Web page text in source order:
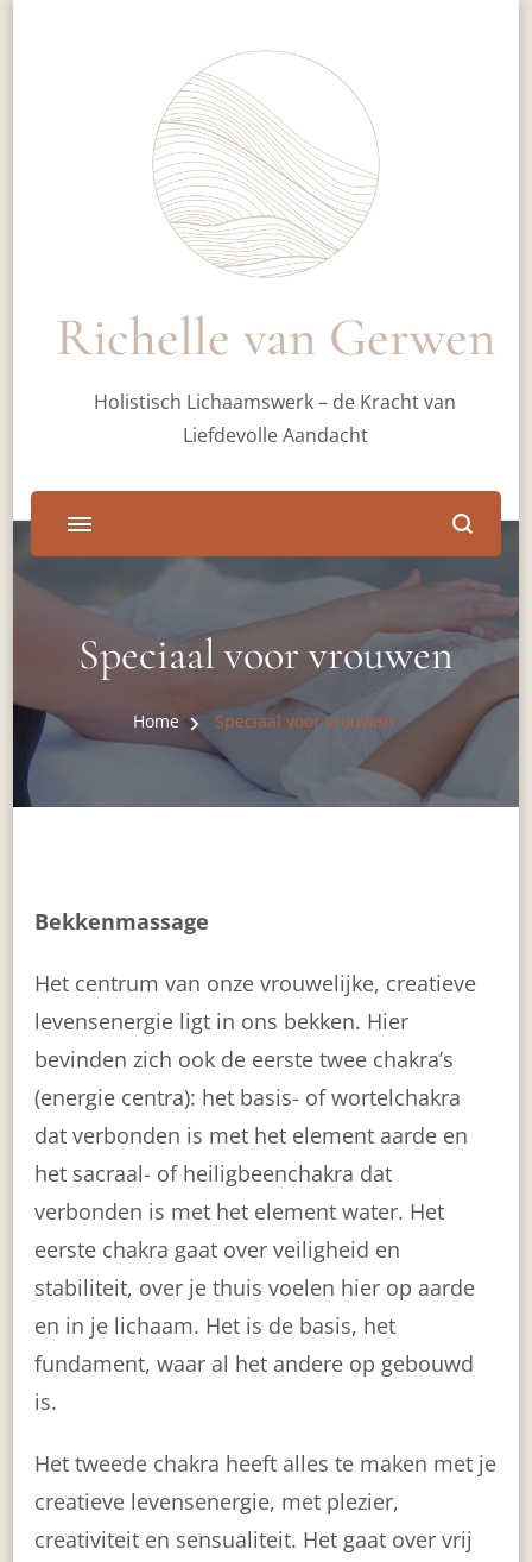
Richelle van Gerwen
Holistisch Lichaamswerk – de Kracht van
Liefdevolle Aandacht
Speciaal voor vrouwen
Home Speciaal voor vrouwen
Bekkenmassage
Het centrum van onze vrouwelijke, creatieve
levensenergie ligt in ons bekken. Hier
bevinden zich ook de eerste twee chakra’s
(energie centra): het basis- of wortelchakra
dat verbonden is met het element aarde en
het sacraal- of heiligbeenchakra dat
verbonden is met het element water. Het
eerste chakra gaat over veiligheid en
stabiliteit, over je thuis voelen hier op aarde
en in je lichaam. Het is de basis, het
fundament, waar al het andere op gebouwd
is.
Het tweede chakra heeft alles te maken met je
creatieve levensenergie, met plezier,
creativiteit en sensualiteit. Het gaat over vrij